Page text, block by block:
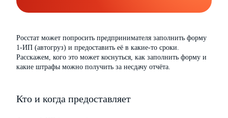
Росстат может попросить предпринимателя заполнить форму
1-ИП (автогруз) и предоставить её в какие-то сроки.
Расскажем, кого это может коснуться, как заполнить форму и
какие штрафы можно получить за несдачу отчёта.
Кто и когда предоставляет